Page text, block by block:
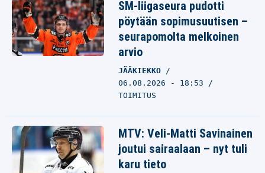
SM-liigaseura pudotti
pöytään sopimusuutisen –
seurapomolta melkoinen
arvio
JÄÄKIEKKO
06.08.2026 - 18:53
TOIMITUS
MTV: Veli-Matti Savinainen
joutui sairaalaan – nyt tuli
karu tieto